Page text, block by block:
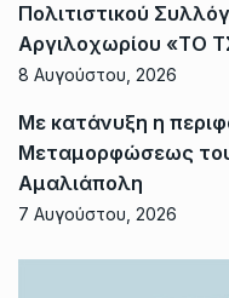
Πολιτιστικού
Αργιλοχωρίου «ΤΟ
8 Αυγούστου, 2026
Με κατάνυξη η
Μεταμορφώσεως
Αμαλιάπολη
7 Αυγούστου, 2026